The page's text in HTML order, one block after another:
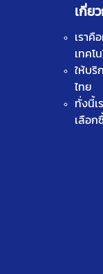
เกี่ย
เราคื
เทคโ
ให้บ
ไทย
ทั่งนี้เ
เลือ